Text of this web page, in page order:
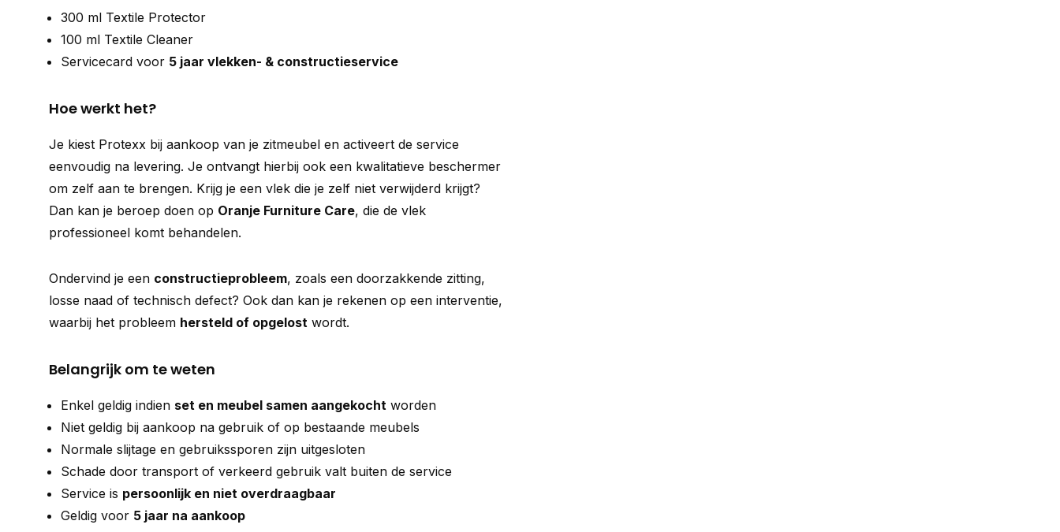
300 ml Textile Protector
100 ml Textile Cleaner
Servicecard voor 5 jaar vlekken- & constructieservice
Hoe werkt het?
Je kiest Protexx bij aankoop van je zitmeubel en activeert de service
eenvoudig na levering. Je ontvangt hierbij ook een kwalitatieve beschermer
om zelf aan te brengen. Krijg je een vlek die je zelf niet verwijderd krijgt?
Dan kan je beroep doen op Oranje Furniture Care, die de vlek
professioneel komt behandelen.
Ondervind je een constructieprobleem, zoals een doorzakkende zitting,
losse naad of technisch defect? Ook dan kan je rekenen op een interventie,
waarbij het probleem hersteld of opgelost wordt.
Belangrijk om te weten
Enkel geldig indien set en meubel samen aangekocht worden
Niet geldig bij aankoop na gebruik of op bestaande meubels
Normale slijtage en gebruikssporen zijn uitgesloten
Schade door transport of verkeerd gebruik valt buiten de service
Service is persoonlijk en niet overdraagbaar
Geldig voor 5 jaar na aankoop